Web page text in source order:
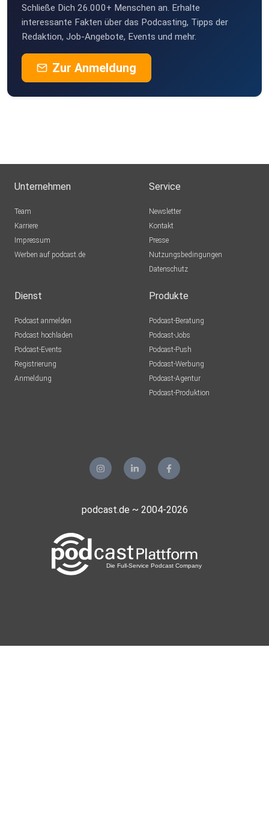
Schließe Dich 26.000+ Menschen an. Erhalte
interessante Fakten über das Podcasting, Tipps der
Redaktion, Job-Angebote, Events und mehr.
Zur Anmeldung
Unternehmen
Team
Karriere
Impressum
Werben auf podcast.de
Service
Newsletter
Kontakt
Presse
Nutzungsbedingungen
Datenschutz
Dienst
Podcast anmelden
Podcast hochladen
Podcast-Events
Registrierung
Anmeldung
Produkte
Podcast-Beratung
Podcast-Jobs
Podcast-Push
Podcast-Werbung
Podcast-Agentur
Podcast-Produktion
podcast.de ~ 2004-2026